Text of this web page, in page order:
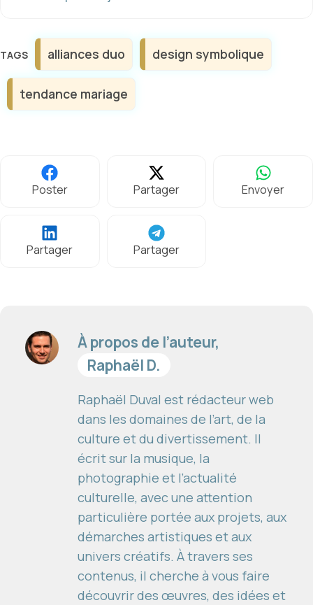
Étiquettes
alliances duo design symbolique
tendance mariage
Poster Partager Envoyer
Partager Partager
À propos de l’auteur,
Raphaël D.
Raphaël Duval est rédacteur web
dans les domaines de l’art, de la
culture et du divertissement. Il
écrit sur la musique, la
photographie et l’actualité
culturelle, avec une attention
particulière portée aux projets, aux
démarches artistiques et aux
univers créatifs. À travers ses
contenus, il cherche à vous faire
découvrir des œuvres, des idées et